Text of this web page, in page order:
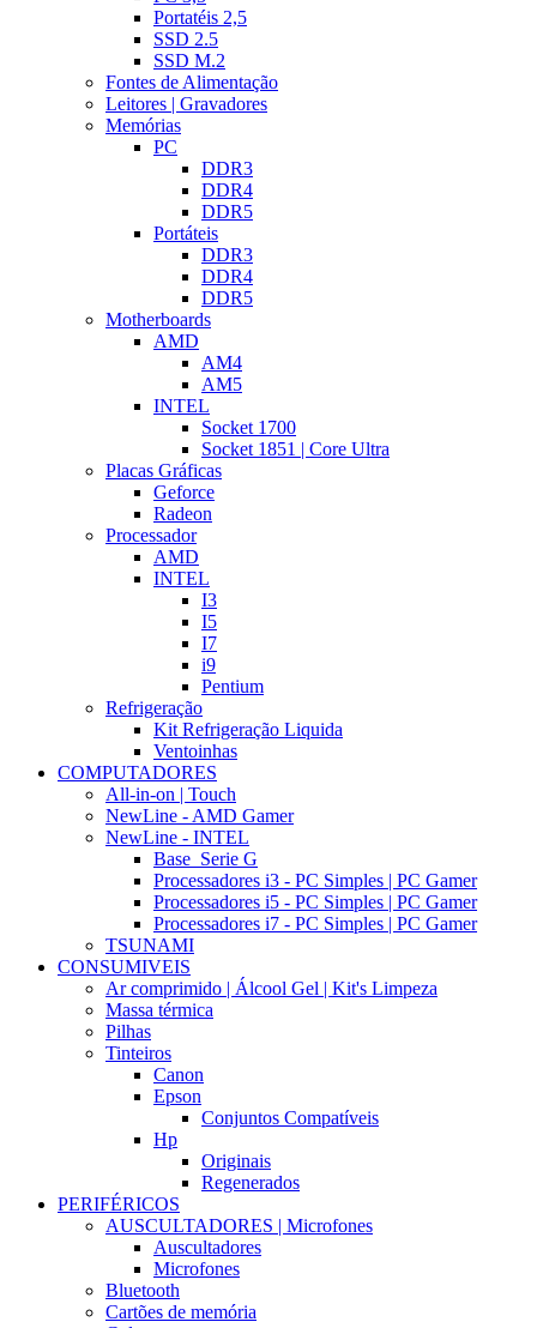
Portatéis 2,5
SSD 2.5
SSD M.2
Fontes de Alimentação
Leitores | Gravadores
Memórias
PC
DDR3
DDR4
DDR5
Portáteis
DDR3
DDR4
DDR5
Motherboards
AMD
AM4
AM5
INTEL
Socket 1700
Socket 1851 | Core Ultra
Placas Gráficas
Geforce
Radeon
Processador
AMD
INTEL
I3
I5
I7
i9
Pentium
Refrigeração
Kit Refrigeração Liquida
Ventoinhas
COMPUTADORES
All-in-on | Touch
NewLine - AMD Gamer
NewLine - INTEL
Base_Serie G
Processadores i3 - PC Simples | PC Gamer
Processadores i5 - PC Simples | PC Gamer
Processadores i7 - PC Simples | PC Gamer
TSUNAMI
CONSUMIVEIS
Ar comprimido | Álcool Gel | Kit's Limpeza
Massa térmica
Pilhas
Tinteiros
Canon
Epson
Conjuntos Compatíveis
Hp
Originais
Regenerados
PERIFÉRICOS
AUSCULTADORES | Microfones
Auscultadores
Microfones
Bluetooth
Cartões de memória